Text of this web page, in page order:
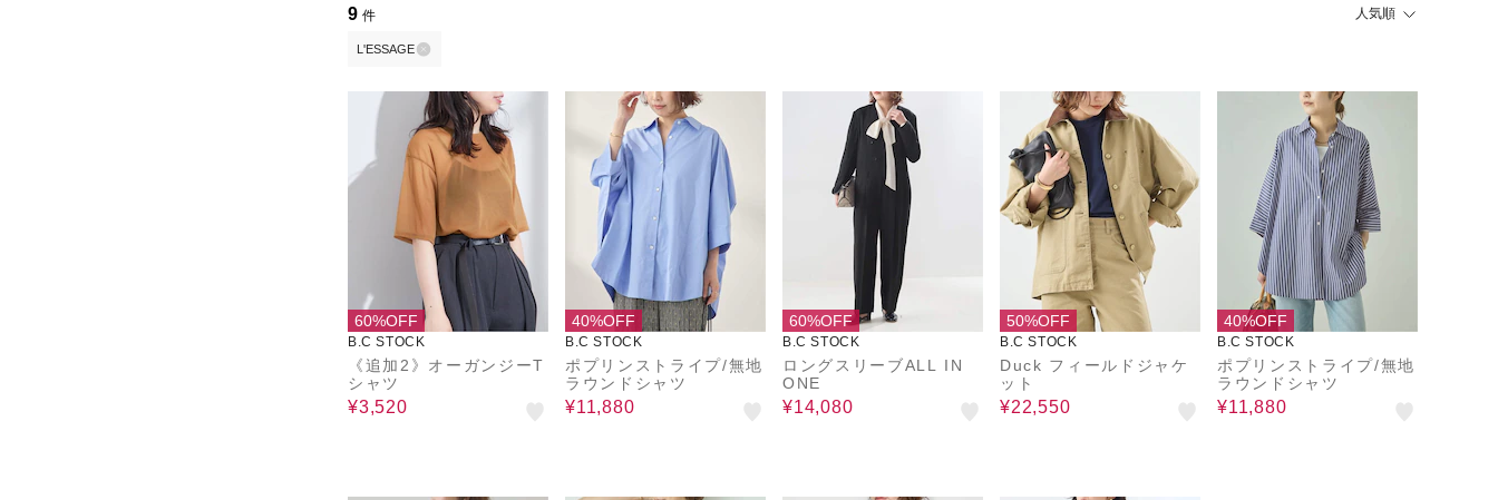
9 件 人気順
L'ESSAGE
60%OFF
B.C STOCK
《追加2》オーガンジーT
シャツ
¥3,520
40%OFF
B.C STOCK
ポプリンストライプ/無地
ラウンドシャツ
¥11,880
60%OFF
B.C STOCK
ロングスリーブALL IN
ONE
¥14,080
50%OFF
B.C STOCK
Duck フィールドジャケ
ット
¥22,550
40%OFF
B.C STOCK
ポプリンストライプ/無地
ラウンドシャツ
¥11,880